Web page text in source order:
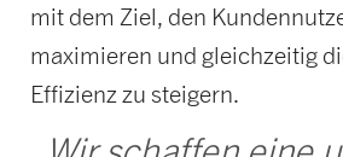
mit dem Ziel, den
maximieren und gleichzeitig
Effizienz zu steigern.